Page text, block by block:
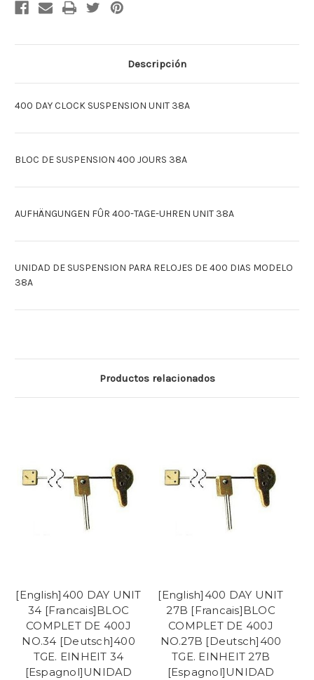
38A
[Espagnol]UNIDAD
38A
[Espagnol]UNIDAD
Descripción
400 DAY CLOCK SUSPENSION UNIT 38A
BLOC DE SUSPENSION 400 JOURS 38A
AUFHÄNGUNGEN FÛR 400-TAGE-UHREN UNIT 38A
UNIDAD DE SUSPENSION PARA RELOJES DE 400 DIAS MODELO
38A
Productos relacionados
[English]400 DAY UNIT
34 [Francais]BLOC
COMPLET DE 400J
NO.34 [Deutsch]400
TGE. EINHEIT 34
[Espagnol]UNIDAD
[English]400 DAY UNIT
27B [Francais]BLOC
COMPLET DE 400J
NO.27B [Deutsch]400
TGE. EINHEIT 27B
[Espagnol]UNIDAD